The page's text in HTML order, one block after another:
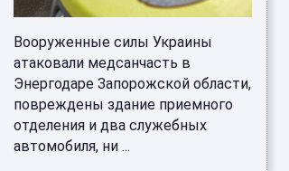
Вооруженные силы Украины
атаковали медсанчасть в
Энергодаре Запорожской области,
повреждены здание приемного
отделения и два служебных
автомобиля, ни ...